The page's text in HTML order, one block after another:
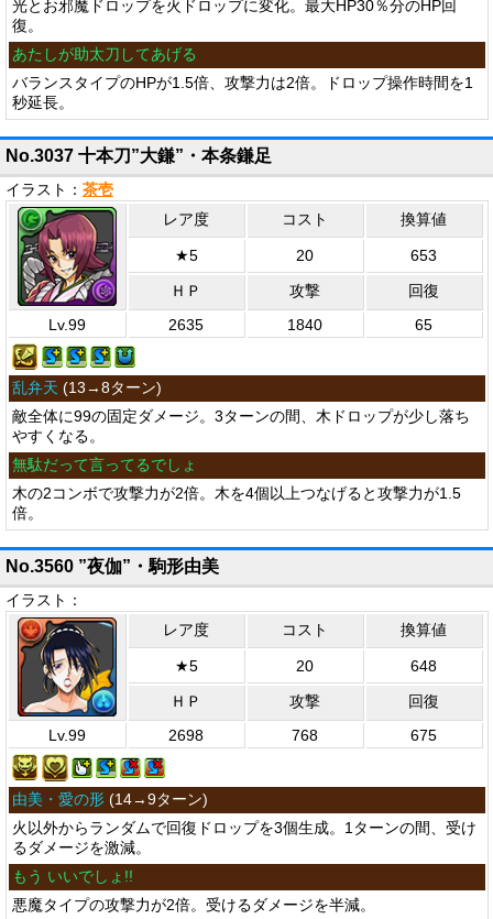
光とお邪魔ドロップを火ドロップに変化。最大HP30％分のHP回
復。
あたしが助太刀してあげる
バランスタイプのHPが1.5倍、攻撃力は2倍。ドロップ操作時間を1
秒延長。
No.3037 十本刀”大鎌”・本条鎌足
イラスト： 茶壱
レア度 コスト 換算値
★5 20
653
ＨＰ
攻撃
回復
Lv.99
2635 1840 65
乱弁天 (13→8ターン)
敵全体に99の固定ダメージ。3ターンの間、木ドロップが少し落ち
やすくなる。
無駄だって言ってるでしょ
木の2コンボで攻撃力が2倍。木を4個以上つなげると攻撃力が1.5
倍。
No.3560 ”夜伽”・駒形由美
イラスト：
レア度 コスト 換算値
★5 20
648
ＨＰ
攻撃
回復
Lv.99
2698 768 675
由美・愛の形 (14→9ターン)
火以外からランダムで回復ドロップを3個生成。1ターンの間、受け
るダメージを激減。
もう いいでしょ!!
悪魔タイプの攻撃力が2倍。受けるダメージを半減。